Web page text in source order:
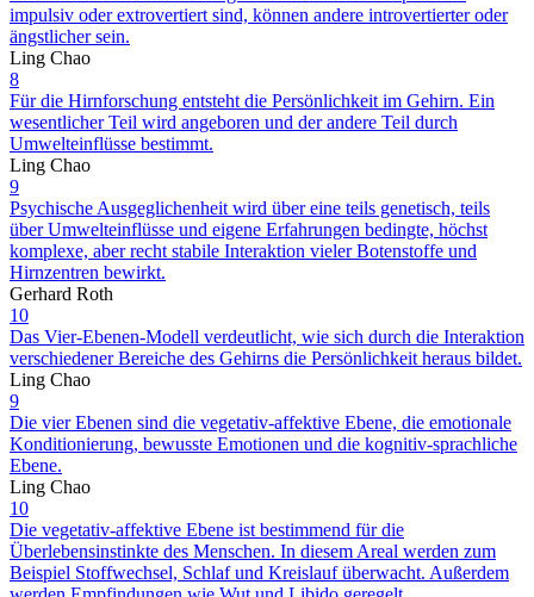
impulsiv oder extrovertiert sind, können andere introvertierter oder
ängstlicher sein.
Ling Chao
8
Für die Hirnforschung entsteht die Persönlichkeit im Gehirn. Ein
wesentlicher Teil wird angeboren und der andere Teil durch
Umwelteinflüsse bestimmt.
Ling Chao
9
Psychische Ausgeglichenheit wird über eine teils genetisch, teils
über Umwelteinflüsse und eigene Erfahrungen bedingte, höchst
komplexe, aber recht stabile Interaktion vieler Botenstoffe und
Hirnzentren bewirkt.
Gerhard Roth
10
Das Vier-Ebenen-Modell verdeutlicht, wie sich durch die Interaktion
verschiedener Bereiche des Gehirns die Persönlichkeit heraus bildet.
Ling Chao
9
Die vier Ebenen sind die vegetativ-affektive Ebene, die emotionale
Konditionierung, bewusste Emotionen und die kognitiv-sprachliche
Ebene.
Ling Chao
10
Die vegetativ-affektive Ebene ist bestimmend für die
Überlebensinstinkte des Menschen. In diesem Areal werden zum
Beispiel Stoffwechsel, Schlaf und Kreislauf überwacht. Außerdem